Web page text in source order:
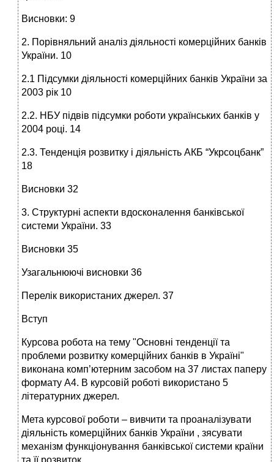
Висновки: 9
2. Порівняльний аналіз діяльності комерційних банків
України. 10
2.1 Підсумки діяльності комерційних банків України за
2003 рік 10
2.2. НБУ підвів підсумки роботи українських банків у
2004 році. 14
2.3. Тенденція розвитку і діяльність АКБ “Укрсоцбанк”
18
Висновки 32
3. Структурні аспекти вдосконалення банківської
системи України. 33
Висновки 35
Узагальнюючі висновки 36
Перелік використаних джерел. 37
Вступ
Курсова робота на тему "Основні тенденції та
проблеми розвитку комерційних банків в Україні"
виконана комп’ютерним засобом на 37 листах паперу
формату А4. В курсовій роботі використано 5
літературних джерел.
Мета курсової роботи – вивчити та проаналізувати
діяльність комерційних банків України , зясувати
механізм функціонування банківської системи країни